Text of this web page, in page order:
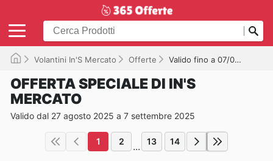
Volantini In'S Mercato Offerte Valido fino a 07/09/2025
OFFERTA SPECIALE DI IN'S
MERCATO
Valido dal 27 agosto 2025 a 7 settembre 2025
1 2 ... 13 14